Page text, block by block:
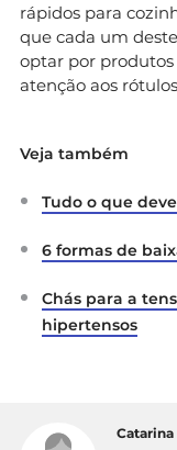
rápidos para
que cada um
optar por
atenção aos
Veja também
Tudo o que
6 formas de
Chás para a
hipertensos